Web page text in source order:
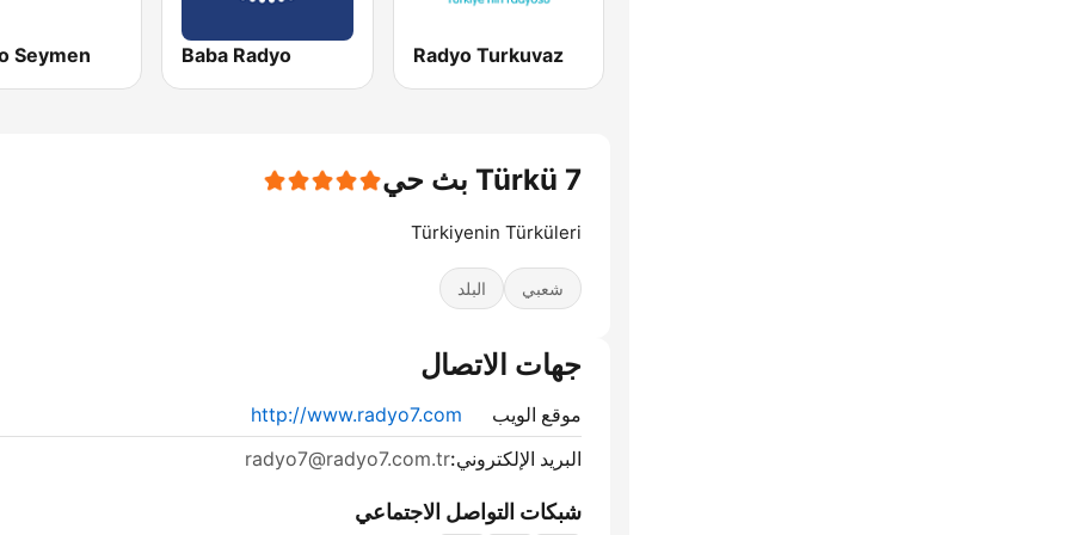
Radyo Turkuvaz
Baba Radyo
Seymen
Türkü 7 بث حي
Türkiyenin Türküleri
شعبي البلد
جهات الاتصال
موقع الويب
http://www.radyo7.com
البريد الإلكتروني:radyo7@radyo7.com.tr
شبكات التواصل الاجتماعي